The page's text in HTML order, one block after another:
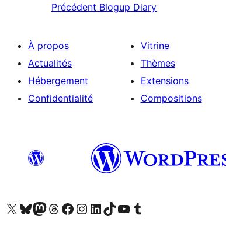
Précédent Blogup Diary
À propos
Actualités
Hébergement
Confidentialité
Vitrine
Thèmes
Extensions
Compositions
Visitez notre compte X (précédemment Twitter)
Visiter notre compte Bluesky
Visiter notre compte Mastodon
Visiter notre compte Threads
Consulter notre compte Facebook
Consulter notre compte Instagram
Consulter notre compte LinkedIn
Visiter notre compte TokTok
Visiter notre chaîne YouTube
Visiter notre compte Tumblr